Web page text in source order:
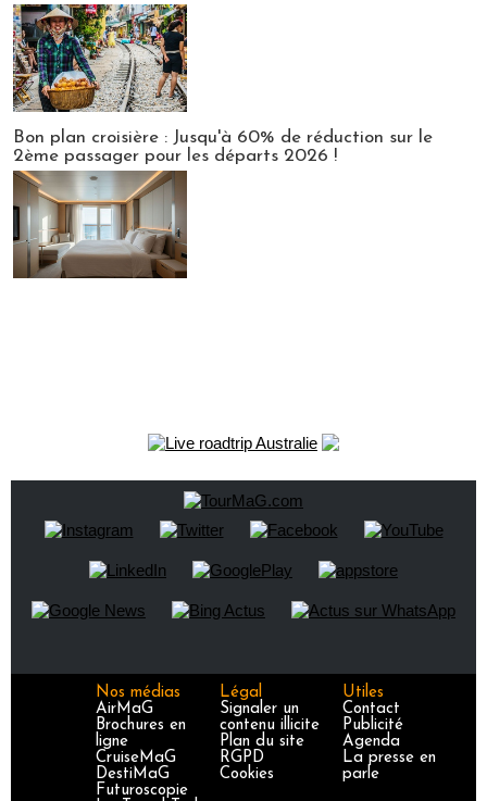
Bon plan croisière : Jusqu'à 60% de réduction sur le
2ème passager pour les départs 2026 !
Nos médias
AirMaG
Brochures en
ligne
CruiseMaG
DestiMaG
Futuroscopie
Légal
Signaler un
contenu illicite
Plan du site
RGPD
Cookies
Utiles
Contact
Publicité
Agenda
La presse en
parle